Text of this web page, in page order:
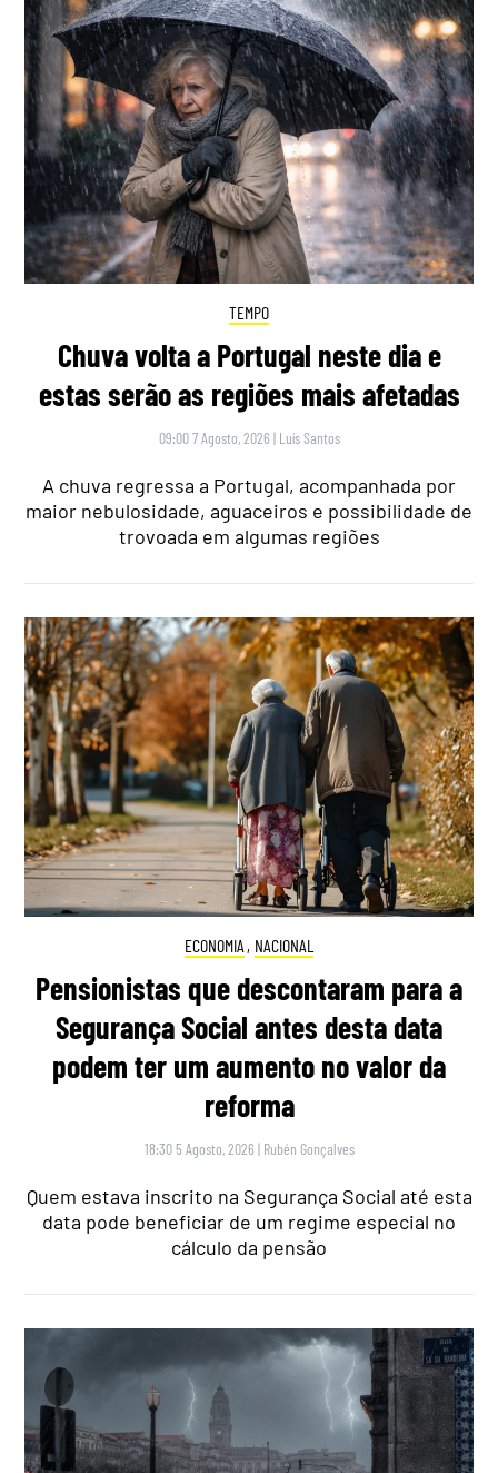
TEMPO
Chuva volta a Portugal neste dia e
estas serão as regiões mais afetadas
09:00 7 Agosto, 2026 | Luís Santos
A chuva regressa a Portugal, acompanhada por
maior nebulosidade, aguaceiros e possibilidade de
trovoada em algumas regiões
ECONOMIA , NACIONAL
Pensionistas que descontaram para a
Segurança Social antes desta data
podem ter um aumento no valor da
reforma
18:30 5 Agosto, 2026 | Rubén Gonçalves
Quem estava inscrito na Segurança Social até esta
data pode beneficiar de um regime especial no
cálculo da pensão